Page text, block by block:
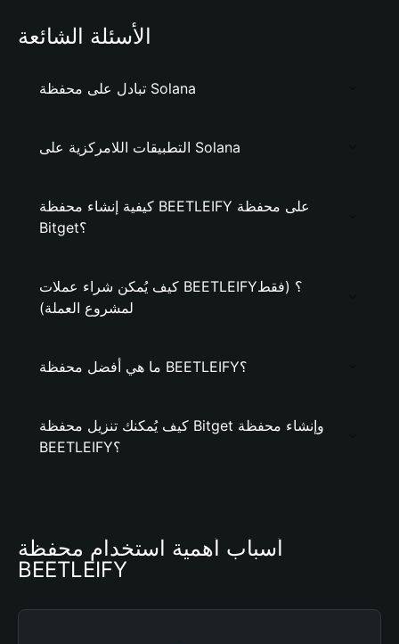
الأسئلة الشائعة
تبادل على محفظة Solana
التطبيقات اللامركزية على Solana
كيفية إنشاء محفظة BEETLEIFY على محفظة
Bitget؟
كيف يُمكن شراء عملات BEETLEIFY؟ (فقط
لمشروع العملة)
ما هي أفضل محفظة BEETLEIFY؟
كيف يُمكنك تنزيل محفظة Bitget وإنشاء محفظة
BEETLEIFY؟
أسباب أهمية استخدام محفظة
BEETLEIFY